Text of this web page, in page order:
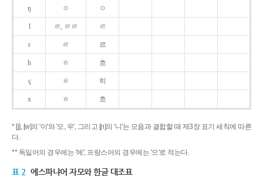
ŋ ㅇ ㅇ
l ㄹ, ㄹㄹ ㄹ
r ㄹ 르
h ㅎ 흐
ç ㅎ 히
x ㅎ 흐
* [j], [w]의 '이'와 '오, 우', 그리고 [ɲ]의 '니'는 모음과 결합할 때 제3장 표기 세칙에 따른
다.
** 독일어의 경우에는 '에', 프랑스어의 경우에는 '으'로 적는다.
표 2 에스파냐어 자모와 한글 대조표